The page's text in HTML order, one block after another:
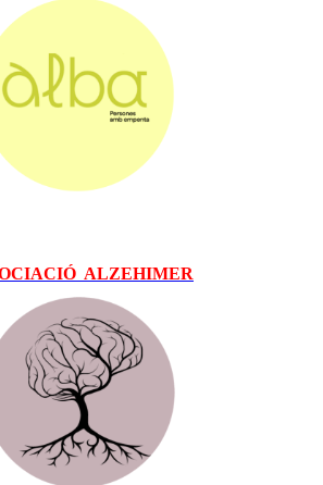
ALZEHIMER